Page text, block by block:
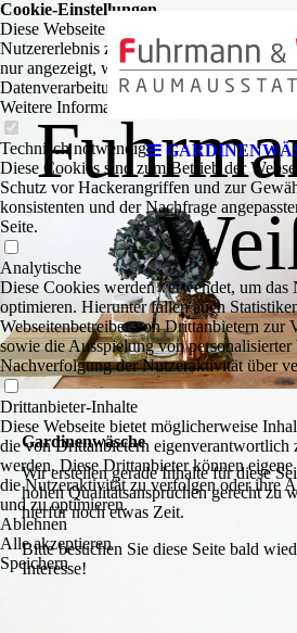
Gardinenwäsche
Wir erstellen gerade Inhalte für diese
hohen Qualitätsansprüchen gerecht zu
hierfür noch etwas Zeit.
Bitte besuchen Sie diese Seite bald
Interesse!
Cookie-Einstellungen
Diese Webseite verwendet Cookies, um
Nutzererlebnis zu bieten. Bestimmte
nur angezeigt, wenn die entsprechende
Datenverarbeitung kann dann auch in
Weitere Informationen hierzu in der
Technisch notwendige
Diese Cookies sind zum Betrieb der
Schutz vor Hackerangriffen und zur
konsistenten und der Nachfrage
Seite.
Analytische
Diese Cookies werden verwendet, um das
optimieren. Hierunter fallen auch
Webseitenbetreiber von Drittanbietern zur
sowie die Ausspielung von
Nachverfolgung der Nutzeraktivität über
Drittanbieter-Inhalte
Diese Webseite bietet möglicherweise
die von Drittanbietern eigenverantwortlich
werden. Diese Drittanbieter können
die Nutzeraktivität zu verfolgen oder ihre
und zu optimieren.
Ablehnen
Alle akzeptieren
Speichern